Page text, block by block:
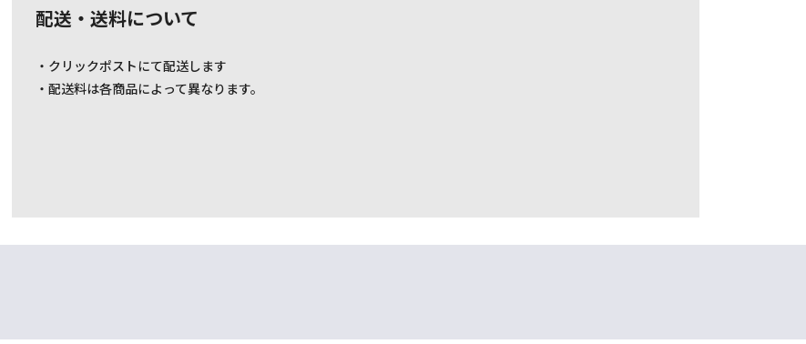
配送・送料について
・クリックポストにて配送します
・配送料は各商品によって異なります。